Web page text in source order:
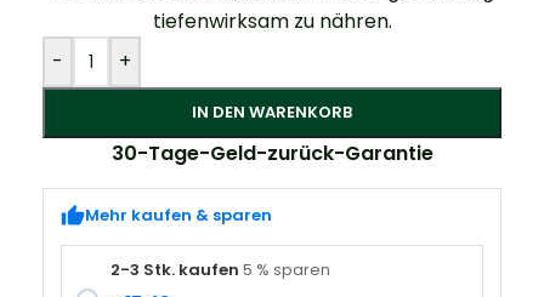
tiefenwirksam zu nähren.
-
+
IN DEN WARENKORB
Alternative:
30-Tage-Geld-zurück-Garantie
Mehr kaufen & sparen
2-3 Stk. kaufen 5 % sparen